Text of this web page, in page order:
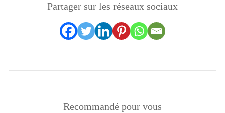
Partager sur les réseaux sociaux
Recommandé pour vous